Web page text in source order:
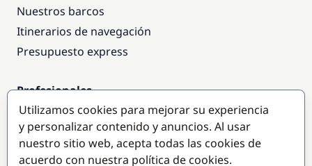
Nuestros barcos
Itinerarios de navegación
Presupuesto express
Profesionales
Acceso empresas
Colaborar como empresa
Utilizamos cookies para mejorar su experiencia
y personalizar contenido y anuncios. Al usar
nuestro sitio web, acepta todas las cookies de
acuerdo con nuestra política de cookies.